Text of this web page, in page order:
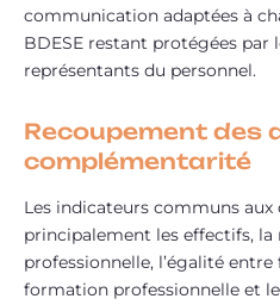
communication adaptées à
BDESE restant protégées par
représentants du personnel.
Recoupement des
complémentarité
Les indicateurs communs
principalement les effectifs,
professionnelle, l’égalité
formation professionnelle et